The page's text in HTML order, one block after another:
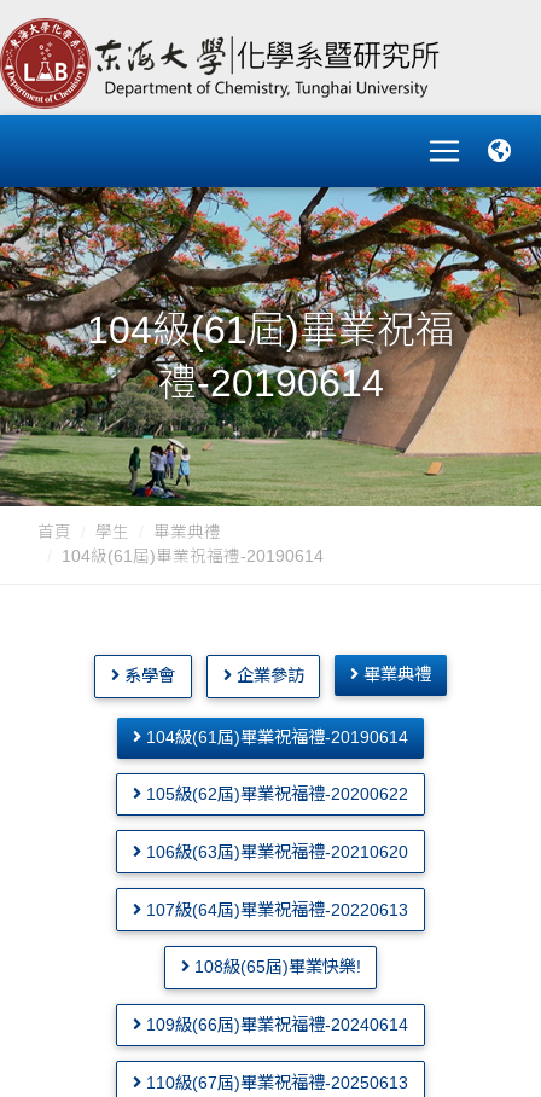
104級(61屆)畢業祝福
禮-20190614
首頁 學生
畢業典禮
104級(61屆)畢業祝福禮-20190614
系學會 企業參訪 畢業典禮
104級(61屆)畢業祝福禮-20190614
105級(62屆)畢業祝福禮-20200622
106級(63屆)畢業祝福禮-20210620
107級(64屆)畢業祝福禮-20220613
108級(65屆)畢業快樂!
109級(66屆)畢業祝福禮-20240614
110級(67屆)畢業祝福禮-20250613